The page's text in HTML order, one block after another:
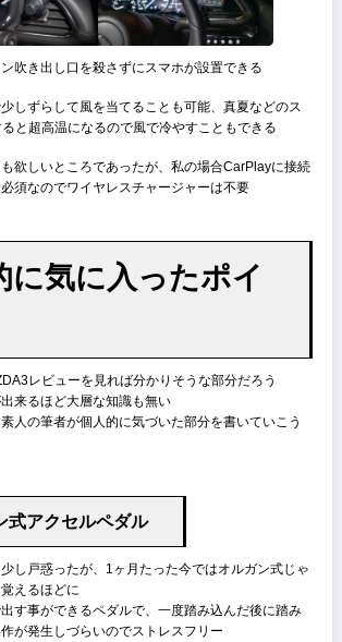
を鳴らしてくれる
ョンを付けるとイコライザーで微調整が出来なく